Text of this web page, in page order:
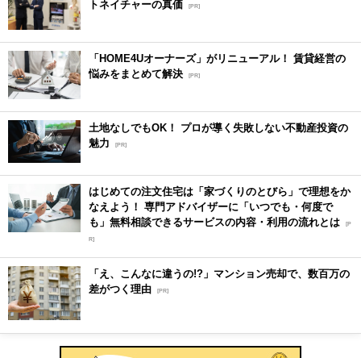
トネイチャーの真価 [PR]
「HOME4Uオーナーズ」がリニューアル！ 賃貸経営の
悩みをまとめて解決 [PR]
土地なしでもOK！ プロが導く失敗しない不動産投資の
魅力
[PR]
はじめての注文住宅は「家づくりのとびら」で理想をか
なえよう！ 専門アドバイザーに「いつでも・何度で
も」無料相談できるサービスの内容・利用の流れとは [P
R]
「え、こんなに違うの!?」マンション売却で、数百万の
差がつく理由 [PR]